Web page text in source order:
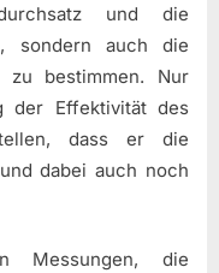
und die
sondern auch die
zu bestimmen. Nur
der Effektivität des
dass er die
dabei auch noch
Messungen, die